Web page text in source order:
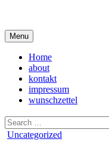
content
Menu
Home
about
kontakt
impressum
wunschzettel
Search
for:
Posted
Uncategorized